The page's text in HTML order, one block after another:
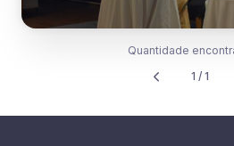
Quantidade
1 / 1